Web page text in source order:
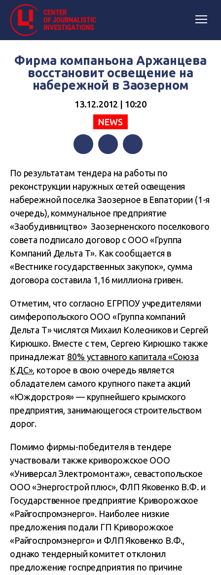
Фирма компаньона Аржанцева
восстановит освещение на
набережной в Заозерном
13.12.2012 | 10:20
NEWS
По результатам тендера на работы по
реконструкции наружных сетей освещения
набережной поселка Заозерное в Евпатории (1-я
очередь), коммунальное предприятие
«Заобудивництво» Заозерненского поселкового
совета подписало договор с ООО «Группа
Компаний Дельта Т». Как сообщается в
«Вестнике государственных закупок», сумма
договора составила 1,16 миллиона гривен.
Отметим, что согласно ЕГРПОУ учредителями
симферопольского ООО «Группа компаний
Дельта Т» числятся Михаил Колесников и Сергей
Кирюшко. Вместе с тем, Сергею Кирюшко также
принадлежат 80% уставного капитала «Союза
КДС», которое в свою очередь является
обладателем самого крупного пакета акций
«Юждорстроя» — крупнейшего крымского
предприятия, занимающегося строительством
дорог.
Помимо фирмы-победителя в тендере
участвовали также криворожское ООО
«Универсал Электромонтаж», севастопольское
ООО «Энергострой плюс», ФЛП Яковенко В.Ф. и
Государственное предприятие Криворожское
«Райгоспромэнерго». Наиболее низкие
предложения подали ГП Криворожское
«Райгоспромэнерго» и ФЛП Яковенко В.Ф.,
однако тендерный комитет отклонил
предложение госпредприятия по причине